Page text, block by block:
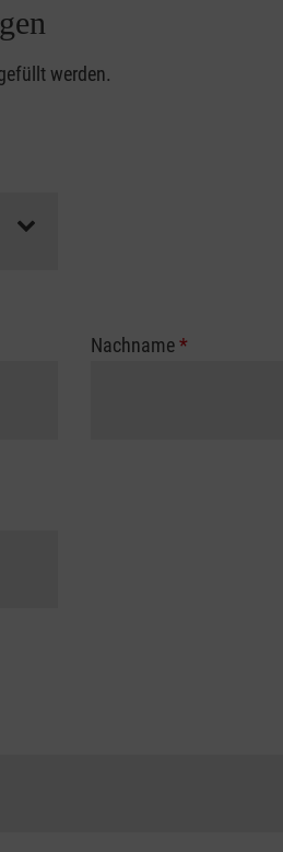
werden.
Nachname*